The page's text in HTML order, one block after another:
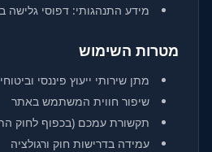
מידע התנהגותי: דפוסי
מטרות השימוש
מתן שירותי ייעוץ פיננסי וביטוחי
שיפור חווית המשתמש באתר
תקשורת עמכם (בכפוף לחוק
עמידה בדרישות חוק ורגולציה